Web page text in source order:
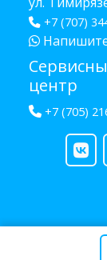
+7 (707)
центр
+7 (705)
Copyright ©